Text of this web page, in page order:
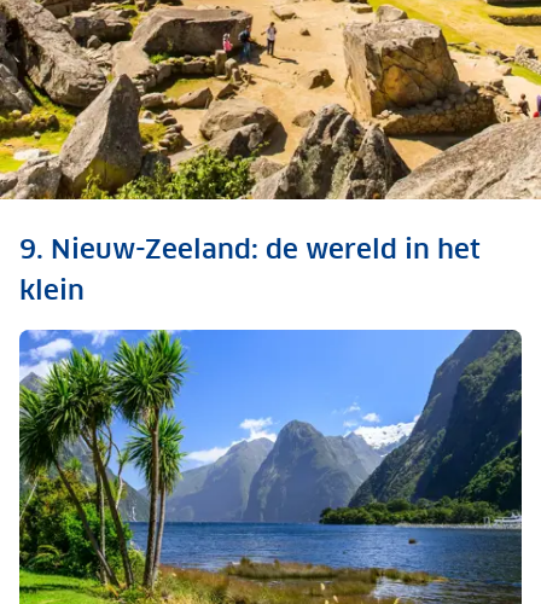
die je écht wilt zien
9. Nieuw-Zeeland: de wereld in het
klein